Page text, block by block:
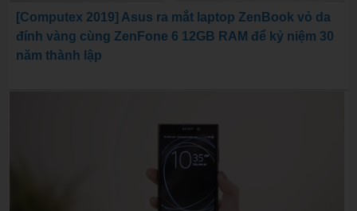
[Computex 2019] Asus ra mắt laptop ZenBook vỏ da
đính vàng cùng ZenFone 6 12GB RAM để kỷ niệm 30
năm thành lập